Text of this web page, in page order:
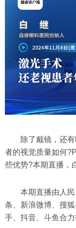
除了戴镜，还
者的视觉质量如何
些优势?本期直播，
本期直播由人
条、新浪微博、搜
手、抖音、斗鱼合